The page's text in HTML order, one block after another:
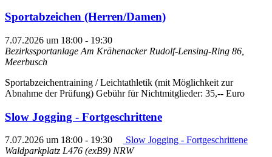
Sportabzeichen (Herren/Damen)
7.07.2026 um 18:00 - 19:30
Bezirkssportanlage Am Krähenacker Rudolf-Lensing-Ring 86,
Meerbusch
Sportabzeichentraining / Leichtathletik (mit Möglichkeit zur
Abnahme der Prüfung) Gebühr für Nichtmitglieder: 35,-- Euro
Slow Jogging - Fortgeschrittene
7.07.2026 um 18:00 - 19:30
Slow Jogging - Fortgeschrittene
Waldparkplatz L476 (exB9) NRW